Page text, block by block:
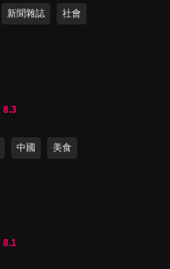
新聞雜誌 社會
8.3
中國 美食
8.1